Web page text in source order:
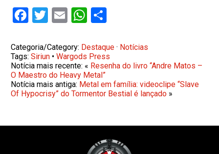
Facebook
Twitter
EmailWhatsApp
Categoria/Category: Destaque · Notícias
Tags:Siriun •Wargods Press
Notícia mais recente: « Resenha do livro “Andre Matos –
O Maestro do Heavy Metal”
Notícia mais antiga: Metal em família: videoclipe “Slave
Of Hypocrisy” do Tormentor Bestial é lançado »